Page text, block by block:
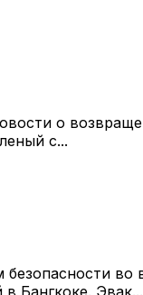
о
с...
во
Бангкоке. Эвак...